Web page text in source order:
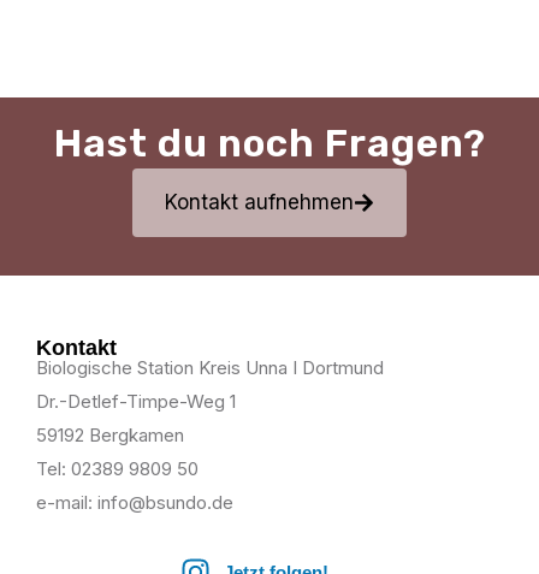
Hast du noch Fragen?
Kontakt aufnehmen
Kontakt
Biologische Station Kreis Unna I Dortmund
Dr.-Detlef-Timpe-Weg 1
59192 Bergkamen
Tel: 02389 9809 50
e-mail: info@bsundo.de